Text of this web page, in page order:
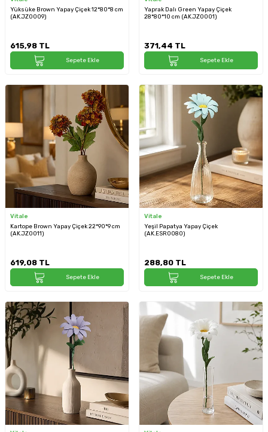
Yüksüke Brown Yapay Çiçek 12*80*8 cm
(AK.JZ0009)
615,98 TL
Sepete Ekle
Yaprak Dalı Green Yapay Çiçek
28*80*10 cm (AK.JZ0001)
371,44 TL
Sepete Ekle
Vitale
Kartope Brown Yapay Çiçek 22*90*9 cm
(AK.JZ0011)
619,08 TL
Sepete Ekle
Vitale
Yeşil Papatya Yapay Çiçek
(AK.ESR0080)
288,80 TL
Sepete Ekle